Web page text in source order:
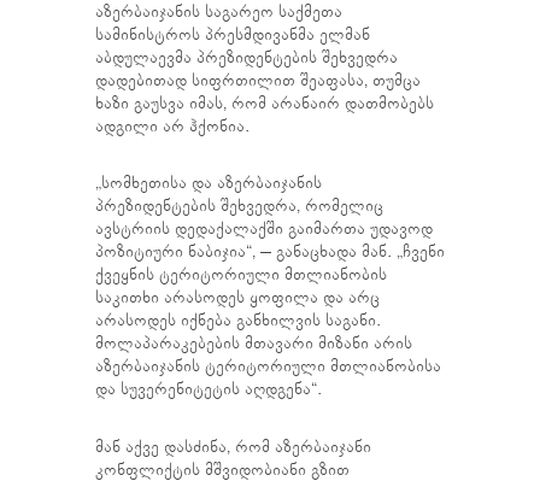
აზერბაიჯანის საგარეო საქმეთა
სამინისტროს პრესმდივანმა ელმან
აბდულაევმა პრეზიდენტების შეხვედრა
დადებითად სიფრთილით შეაფასა, თუმცა
ხაზი გაუსვა იმას, რომ არანაირ დათმობებს
ადგილი არ ჰქონია.
„სომხეთისა და აზერბაიჯანის
პრეზიდენტების შეხვედრა, რომელიც
ავსტრიის დედაქალაქში გაიმართა უდავოდ
პოზიტიური ნაბიჯია“, – განაცხადა მან. „ჩვენი
ქვეყნის ტერიტორიული მთლიანობის
საკითხი არასოდეს ყოფილა და არც
არასოდეს იქნება განხილვის საგანი.
მოლაპარაკებების მთავარი მიზანი არის
აზერბაიჯანის ტერიტორიული მთლიანობისა
და სუვერენიტეტის აღდგენა“.
მან აქვე დასძინა, რომ აზერბაიჯანი
კონფლიქტის მშვიდობიანი გზით